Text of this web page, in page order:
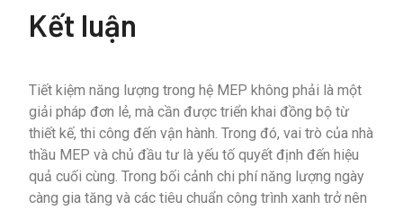
Kết luận
Tiết kiệm năng lượng trong hệ MEP không phải là một
giải pháp đơn lẻ, mà cần được triển khai đồng bộ từ
thiết kế, thi công đến vận hành. Trong đó, vai trò của nhà
thầu MEP và chủ đầu tư là yếu tố quyết định đến hiệu
quả cuối cùng. Trong bối cảnh chi phí năng lượng ngày
càng gia tăng và các tiêu chuẩn công trình xanh trở nên